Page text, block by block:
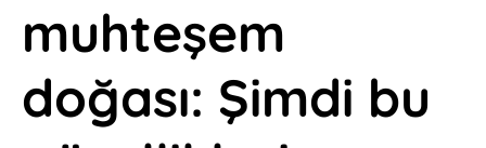
muhteşem
doğası: Şimdi bu